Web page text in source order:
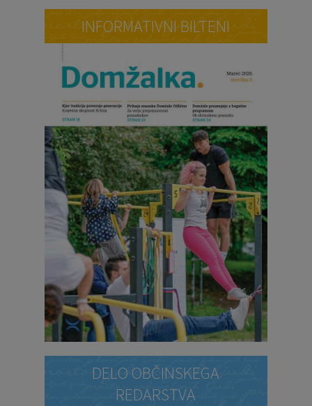
INFORMATIVNI BILTENI
DELO OBČINSKEGA
REDARSTVA